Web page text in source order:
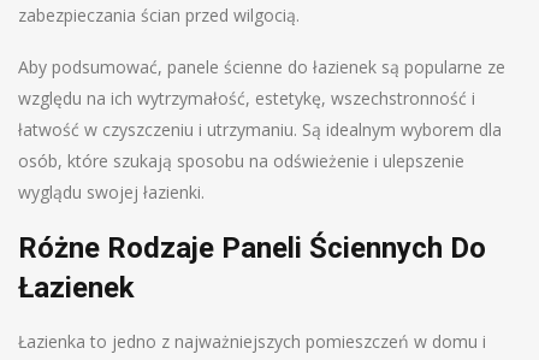
zabezpieczania ścian przed wilgocią.
Aby podsumować, panele ścienne do łazienek są popularne ze
względu na ich wytrzymałość, estetykę, wszechstronność i
łatwość w czyszczeniu i utrzymaniu. Są idealnym wyborem dla
osób, które szukają sposobu na odświeżenie i ulepszenie
wyglądu swojej łazienki.
Różne Rodzaje Paneli Ściennych Do
Łazienek
Łazienka to jedno z najważniejszych pomieszczeń w domu i